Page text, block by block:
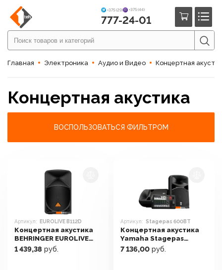
+375 (29) +375 (44)
777-24-01
Главная Электроника Аудио и Видео Концертная
Концертная акустика
ВОСПОЛЬЗОВАТЬСЯ ФИЛЬТРОМ
Артикул: EUROLIVE B112D
Концертная акустика
BEHRINGER EUROLIVE
B112D
1 439,38 руб.
Артикул: Stagepas 600BT
Концертная акустика
Yamaha Stagepas
600BT
7 136,00 руб.